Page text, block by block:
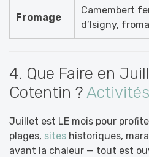
Fromage
Camembert
d’Isigny,
4. Que Faire en
Cotentin ?Activités
Juillet est LE mois pour
plages, sites historiques,
avant la chaleur — tout est